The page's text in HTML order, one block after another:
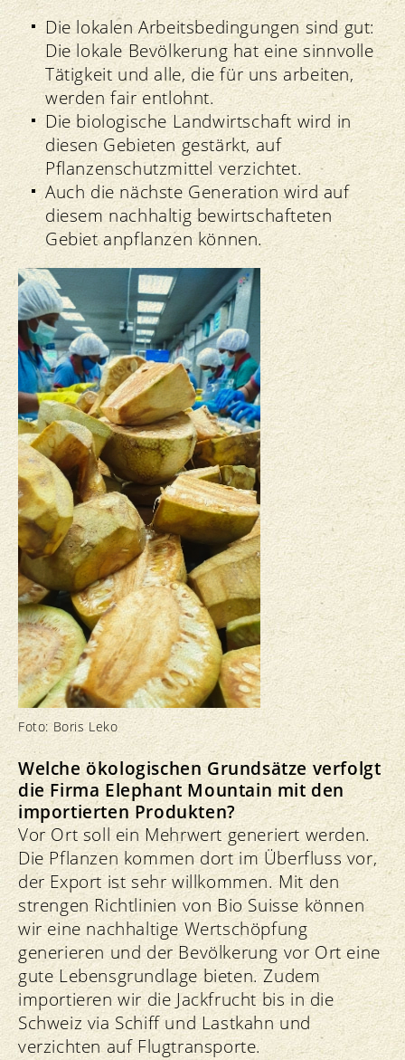
Die lokalen Arbeitsbedingungen sind gut:
Die lokale Bevölkerung hat eine sinnvolle
Tätigkeit und alle, die für uns arbeiten,
werden fair entlohnt.
Die biologische Landwirtschaft wird in
diesen Gebieten gestärkt, auf
Pflanzenschutzmittel verzichtet.
Auch die nächste Generation wird auf
diesem nachhaltig bewirtschafteten
Gebiet anpflanzen können.
Foto: Boris Leko
Welche ökologischen Grundsätze verfolgt
die Firma Elephant Mountain mit den
importierten Produkten?
Vor Ort soll ein Mehrwert generiert werden.
Die Pflanzen kommen dort im Überfluss vor,
der Export ist sehr willkommen. Mit den
strengen Richtlinien von Bio Suisse können
wir eine nachhaltige Wertschöpfung
generieren und der Bevölkerung vor Ort eine
gute Lebensgrundlage bieten. Zudem
importieren wir die Jackfrucht bis in die
Schweiz via Schiff und Lastkahn und
verzichten auf Flugtransporte.